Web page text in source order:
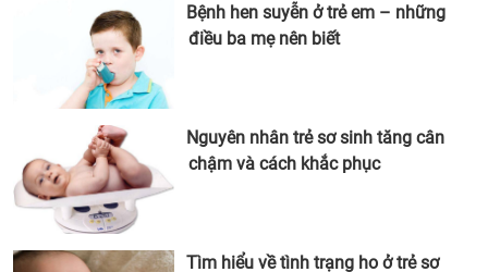
Bệnh hen suyễn ở trẻ em – những
điều ba mẹ nên biết
Nguyên nhân trẻ sơ sinh tăng cân
chậm và cách khắc phục
Tìm hiểu về tình trạng ho ở trẻ sơ